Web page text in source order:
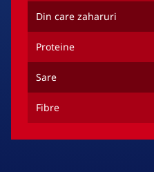
Din care zaharuri
Proteine
Sare
Fibre